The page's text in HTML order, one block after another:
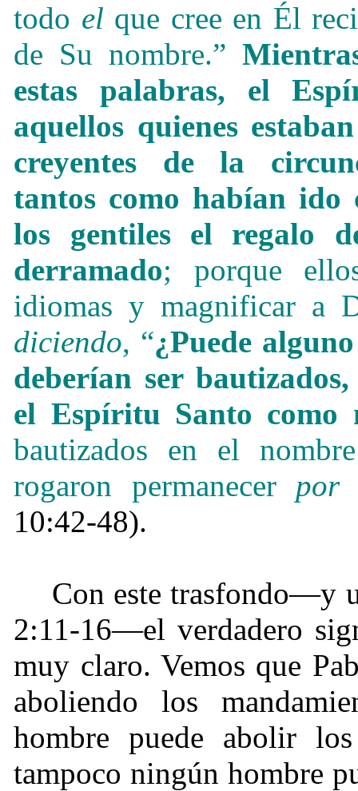
todo el que cree en Él
de Su nombre.”
estas palabras, el
aquellos quienes
creyentes de la
tantos como habían ido
los gentiles el regalo
derramado; porque
idiomas y magnificar a
diciendo, “¿Puede
deberían ser
el Espíritu Santo como
bautizados en el
rogaron permanecer por
10:42-48).
Con este trasfondo—y
2:11-16—el verdadero
muy claro. Vemos que
aboliendo los
hombre puede abolir
tampoco ningún hombre